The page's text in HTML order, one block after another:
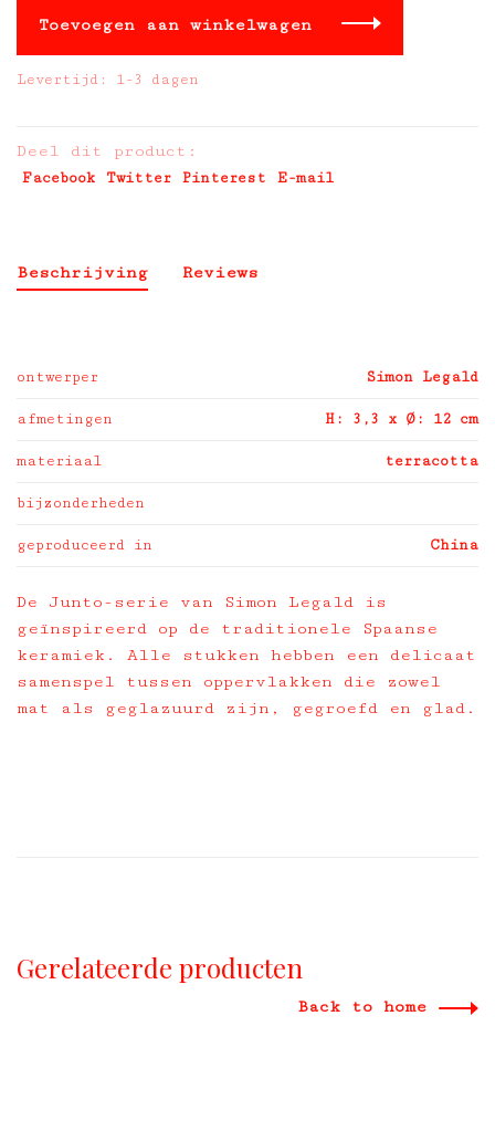
Toevoegen aan winkelwagen
Levertijd: 1-3 dagen
Deel dit product:
Facebook Twitter Pinterest E-mail
Beschrijving Reviews
ontwerper Simon Legald
afmetingen H: 3,3 x Ø: 12 cm
materiaal terracotta
bijzonderheden
geproduceerd in China
De Junto-serie van Simon Legald is
geïnspireerd op de traditionele Spaanse
keramiek. Alle stukken hebben een delicaat
samenspel tussen oppervlakken die zowel
mat als geglazuurd zijn, gegroefd en glad.
Gerelateerde producten
Back to home